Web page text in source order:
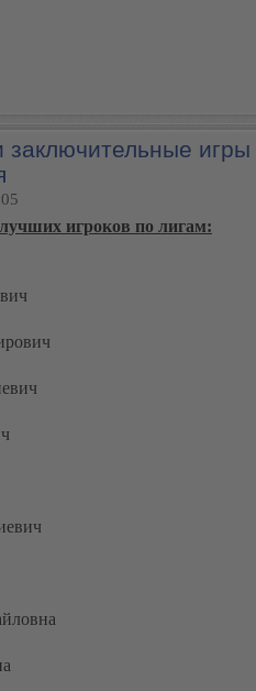
заключительные игры
игроков по лигам: